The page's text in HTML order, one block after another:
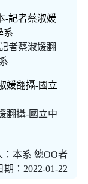
者蔡淑媛翻
翻攝-國立中
：本系 總OO者
期：2022-01-22